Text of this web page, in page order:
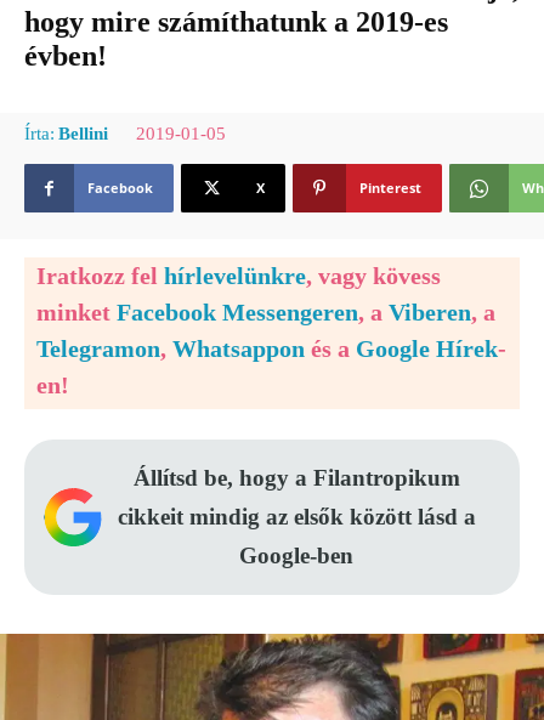
hogy mire számíthatunk a 2019-es
évben!
Írta: Bellini 2019-01-05
Facebook X Pinterest
Iratkozz fel hírlevelünkre, vagy kövess
minket Facebook Messengeren, a Viberen, a
Telegramon, Whatsappon és a Google Hírek-
en!
Állítsd be, hogy a Filantropikum
cikkeit mindig az elsők között lásd a
Google-ben